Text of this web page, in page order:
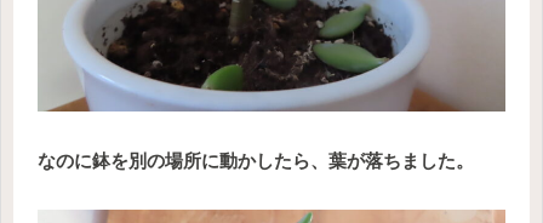
なのに鉢を別の場所に動かしたら、葉が落ちました。